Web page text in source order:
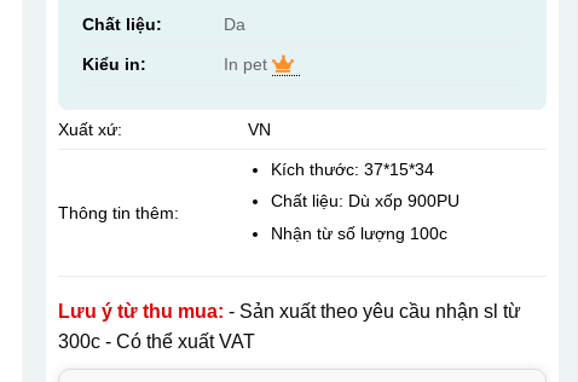
Chất liệu: Da
Kiểu in: In pet
Xuất xứ: VN
Thông tin thêm:
Kích thước: 37*15*34
Chất liệu: Dù xốp 900PU
Nhận từ số lượng 100c
Lưu ý từ thu mua: - Sản xuất theo yêu cầu nhận sl từ
300c - Có thể xuất VAT